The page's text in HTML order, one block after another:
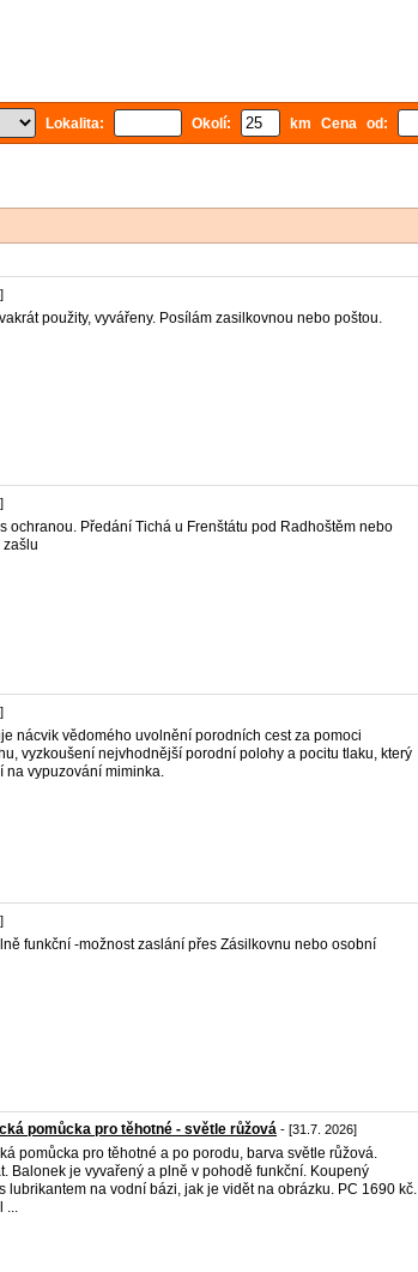
Lokalita: Okolí: km Cena od:
použity, vyvářeny. Posílám zasilkovnou nebo poštou.
ochranou. Předání Tichá u Frenštátu pod Radhoštěm nebo
zašlu
nácvik vědomého uvolnění porodních cest za pomoci
vyzkoušení nejvhodnější porodní polohy a pocitu tlaku, který
na vypuzování miminka.
funkční -možnost zaslání přes Zásilkovnu nebo osobní
pomůcka pro těhotné - světle růžová - [31.7. 2026]
pomůcka pro těhotné a po porodu, barva světle růžová.
Balonek je vyvařený a plně v pohodě funkční. Koupený
lubrikantem na vodní bázi, jak je vidět na obrázku. PC 1690 kč.
...